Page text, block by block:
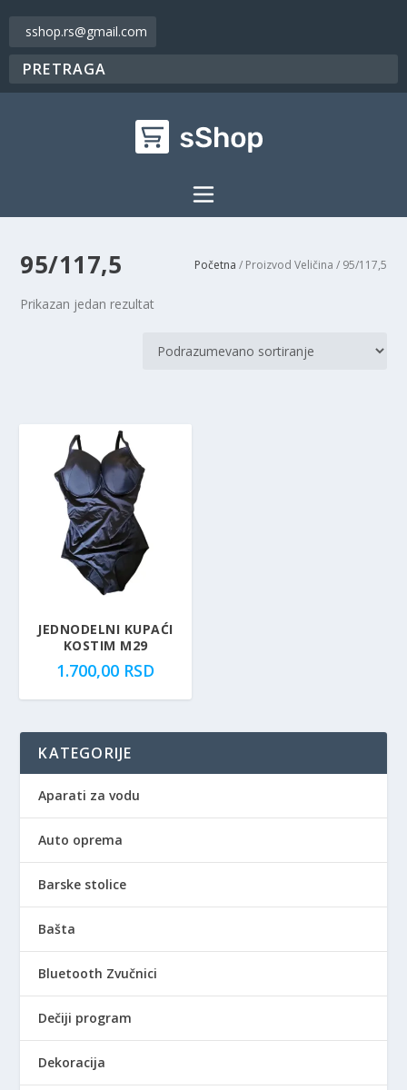
sshop.rs@gmail.com
95/117,5 Početna / Proizvod Veličina / 95/117,5
Prikazan jedan rezultat
JEDNODELNI KUPAĆI
KOSTIM M29
1.700,00 RSD
KATEGORIJE
Aparati za vodu
Auto oprema
Barske stolice
Bašta
Bluetooth Zvučnici
Dečiji program
Dekoracija